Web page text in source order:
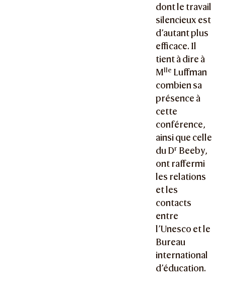
dont le travail
silencieux est
d’autant plus
efficace. Il
tient à dire à
Mlle Luffman
combien sa
présence à
cette
conférence,
ainsi que celle
du Dr Beeby,
ont raffermi
les relations
et les
contacts
entre
l’Unesco et le
Bureau
international
d’éducation.